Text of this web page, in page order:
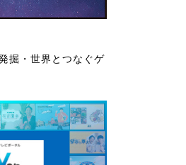
掘・世界とつなぐゲ